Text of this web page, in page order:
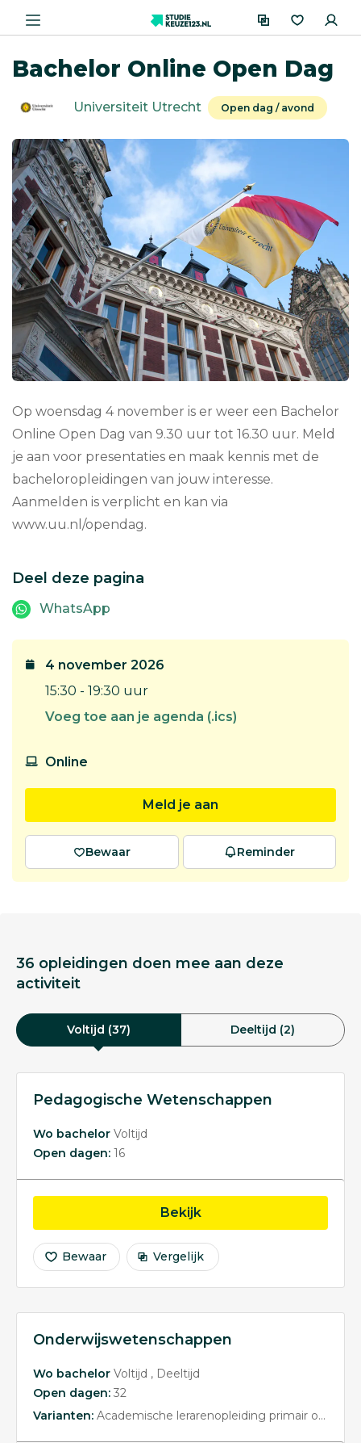
Bachelor Online Open Dag
Universiteit Utrecht Open dag / avond
Op woensdag 4 november is er weer een Bachelor
Online Open Dag van 9.30 uur tot 16.30 uur. Meld
je aan voor presentaties en maak kennis met de
bacheloropleidingen van jouw interesse.
Aanmelden is verplicht en kan via
www.uu.nl/opendag.
Deel deze pagina
WhatsApp
4 november 2026
15:30 - 19:30 uur
Voeg toe aan je agenda (.ics)
Online
Meld je aan
Bewaar Reminder
36 opleidingen doen mee aan deze
activiteit
Voltijd (37) Deeltijd (2)
Pedagogische Wetenschappen
Wo bachelor Voltijd
Open dagen: 16
Bekijkopleiding
Bewaar Vergelijk
Onderwijswetenschappen
Wo bachelor Voltijd
Deeltijd
Open dagen: 32
Varianten: Academische lerarenopleiding primair onderwijs